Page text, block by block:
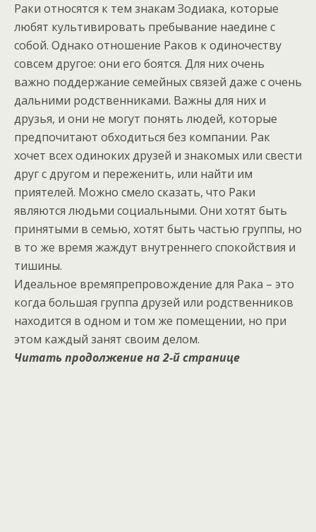
Раки относятся к тем знакам Зодиака, которые
любят культивировать пребывание наедине с
собой. Однако отношение Раков к одиночеству
совсем другое: они его боятся. Для них очень
важно поддержание семейных связей даже с очень
дальними родственниками. Важны для них и
друзья, и они не могут понять людей, которые
предпочитают обходиться без компании. Рак
хочет всех одиноких друзей и знакомых или свести
друг с другом и переженить, или найти им
приятелей. Можно смело сказать, что Раки
являются людьми социальными. Они хотят быть
принятыми в семью, хотят быть частью группы, но
в то же время жаждут внутреннего спокойствия и
тишины.
Идеальное времяпрепровождение для Рака – это
когда большая группа друзей или родственников
находится в одном и том же помещении, но при
этом каждый занят своим делом.
Читать продолжение на 2-й странице